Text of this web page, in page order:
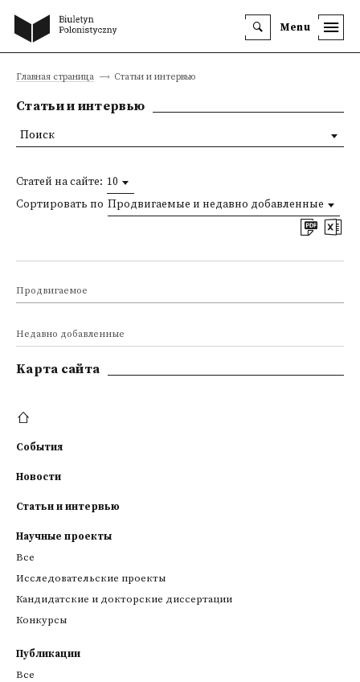
Menu
Главная страница Статьи и интервью
Статьи и интервью
Статей на сайте: 10
Сортировать по Продвигаемые и недавно добавленные
Продвигаемое
Недавно добавленные
Поиск
Kарта сайта
События
Новости
Статьи и интервью
Научные проекты
Все
Исследовательские проекты
Кандидатские и докторские диссертации
Конкурсы
Публикации
Все